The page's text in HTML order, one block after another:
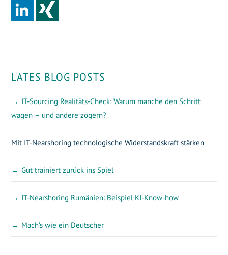
LATES BLOG POSTS
IT-Sourcing Realitäts-Check: Warum manche den Schritt
wagen – und andere zögern?
Mit IT-Nearshoring technologische Widerstandskraft stärken
Gut trainiert zurück ins Spiel
IT-Nearshoring Rumänien: Beispiel KI-Know-how
Mach’s wie ein Deutscher